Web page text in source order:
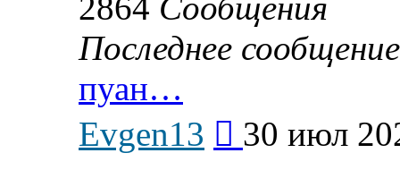
2864 Сообщения
Последнее сообщение
пуан…
Evgen13
последнему
30 июл